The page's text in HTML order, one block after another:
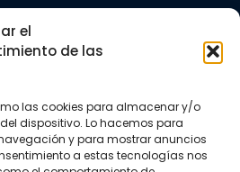
el
de las
las cookies para almacenar y/o
dispositivo. Lo hacemos para
y para mostrar anuncios
a estas tecnologías nos